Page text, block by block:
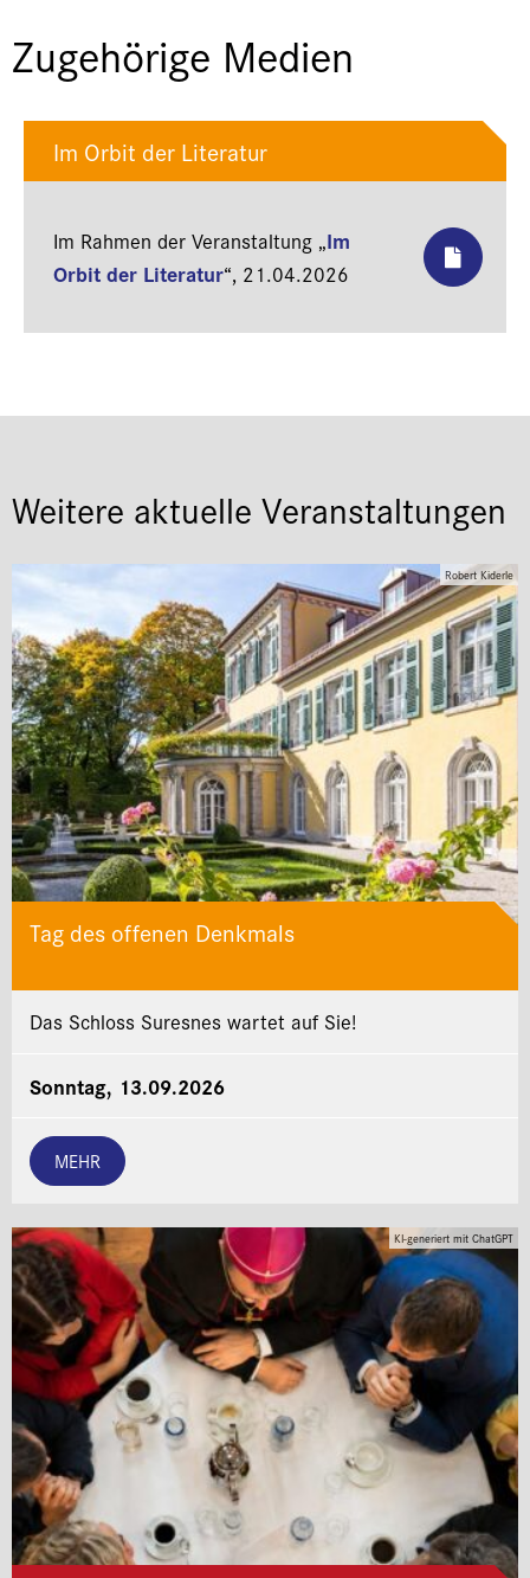
Zugehörige Medien
Im Orbit der Literatur
Im Rahmen der Veranstaltung „Im
Orbit der Literatur“, 21.04.2026
Weitere aktuelle Veranstaltungen
Robert Kiderle
Tag des offenen Denkmals
Das Schloss Suresnes wartet auf Sie!
Sonntag, 13.09.2026
MEHR
KI-generiert mit ChatGPT